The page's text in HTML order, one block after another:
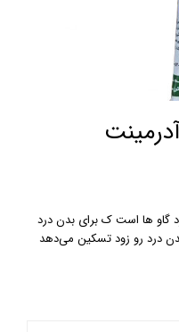
گاو ها است ک برای بدن درد
درد رو زود تسکین می‌دهد